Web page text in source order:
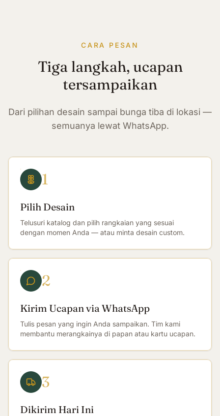
CARA PESAN
Tiga langkah, ucapan
tersampaikan
Dari pilihan desain sampai bunga tiba di lokasi —
semuanya lewat WhatsApp.
1
Pilih Desain
Telusuri katalog dan pilih rangkaian yang sesuai
dengan momen Anda — atau minta desain custom.
2
Kirim Ucapan via WhatsApp
Tulis pesan yang ingin Anda sampaikan. Tim kami
membantu merangkainya di papan atau kartu ucapan.
3
Dikirim Hari Ini